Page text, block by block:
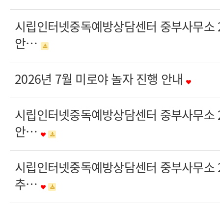
시립인터넷중독예방상담센터 중부사무
안…
2026년 7월 미로야 놀자 진행 안내
시립인터넷중독예방상담센터 중부사무
안…
시립인터넷중독예방상담센터 중부사무
추…